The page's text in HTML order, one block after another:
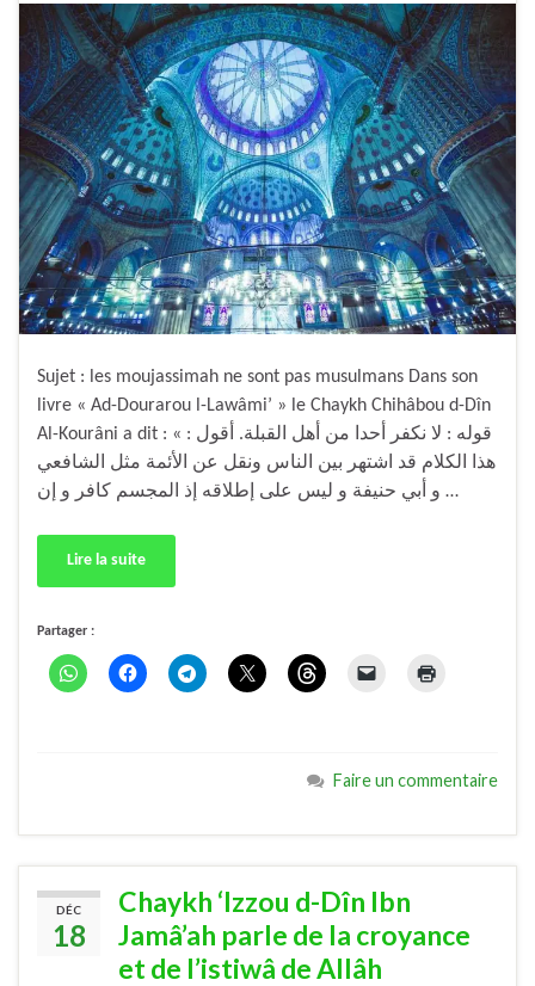
Sujet : les moujassimah ne sont pas musulmans Dans son
livre « Ad-Dourarou l-Lawâmi’ » le Chaykh Chihâbou d-Dîn
Al-Kourâni a dit : « قوله : لا نكفر أحدا من أهل القبلة. أقول :
هذا الكلام قد اشتهر بين الناس ونقل عن الأئمة مثل الشافعي
و أبي حنيفة و ليس على إطلاقه إذ المجسم كافر و إن …
Lire la suite
Partager :
Faire un commentaire
DÉC
18
Chaykh ‘Izzou d-Dîn Ibn
Jamâ’ah parle de la croyance
et de l’istiwâ de Allâh